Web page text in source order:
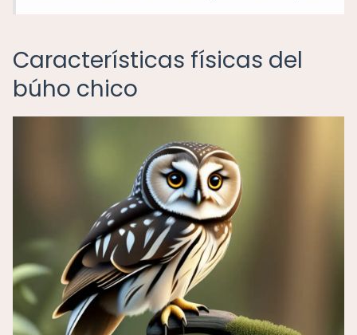
Características físicas del
búho chico